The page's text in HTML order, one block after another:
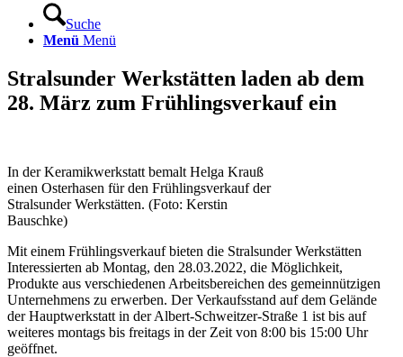
Suche
Menü Menü
Stralsunder Werkstätten laden ab dem
28. März zum Frühlingsverkauf ein
In der Keramikwerkstatt bemalt Helga Krauß
einen Osterhasen für den Frühlingsverkauf der
Stralsunder Werkstätten. (Foto: Kerstin
Bauschke)
Mit einem Frühlingsverkauf bieten die Stralsunder Werkstätten
Interessierten ab Montag, den 28.03.2022, die Möglichkeit,
Produkte aus verschiedenen Arbeitsbereichen des gemeinnützigen
Unternehmens zu erwerben. Der Verkaufsstand auf dem Gelände
der Hauptwerkstatt in der Albert-Schweitzer-Straße 1 ist bis auf
weiteres montags bis freitags in der Zeit von 8:00 bis 15:00 Uhr
geöffnet.